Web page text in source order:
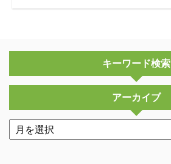
キーワード検索
アーカイブ